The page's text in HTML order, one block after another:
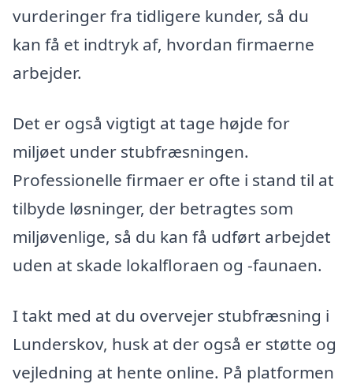
vurderinger fra tidligere kunder, så du
kan få et indtryk af, hvordan firmaerne
arbejder.
Det er også vigtigt at tage højde for
miljøet under stubfræsningen.
Professionelle firmaer er ofte i stand til at
tilbyde løsninger, der betragtes som
miljøvenlige, så du kan få udført arbejdet
uden at skade lokalfloraen og -faunaen.
I takt med at du overvejer stubfræsning i
Lunderskov, husk at der også er støtte og
vejledning at hente online. På platformen